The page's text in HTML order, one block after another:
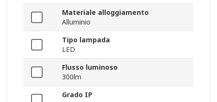
Materiale alloggiamento
Alluminio
Tipo lampada
LED
Flusso luminoso
300lm
Grado IP